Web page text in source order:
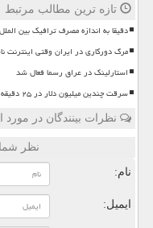
تازه ترین مطالب مرتبط
دقیقا به اندازه مصرف ترافیک بین
مرگ دورکاری در ایران وقتی اینترنت
استارلینک در عراق رسما فعال شد
سرقت چندین میلیون دلار در ۲۵ دقیقه
نظرات بینندگان در
نظر
نام:
ایمیل: